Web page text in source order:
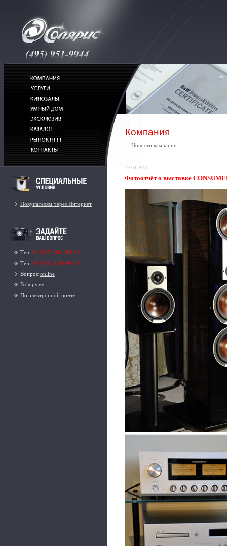
Покупателям через Интернет
Тел. +7 (495) 951-99-44
Тел. +7 (926) 159-99-44
Вопрос online
В форуме
По электронной почте
Компания
Новости компании
19.04.2013
Фотоотчёт о выставке